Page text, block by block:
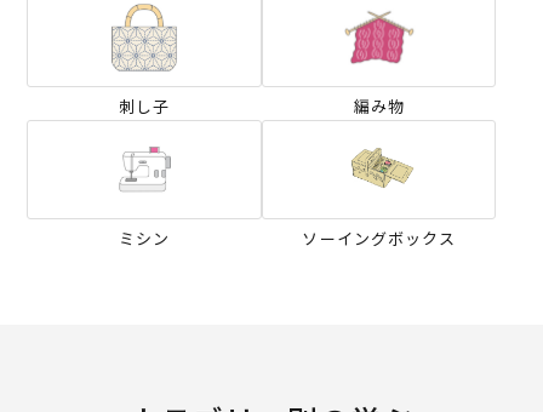
刺し子 編み物
ミシン ソーイングボックス